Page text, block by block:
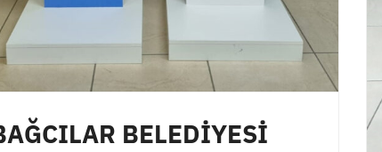
BELEDİYESİ